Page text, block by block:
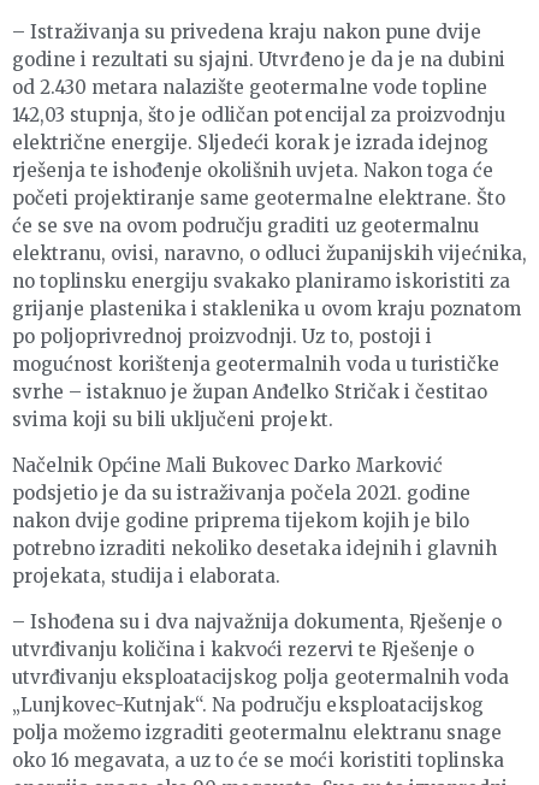
– Istraživanja su privedena kraju nakon pune dvije
godine i rezultati su sjajni. Utvrđeno je da je na dubini
od 2.430 metara nalazište geotermalne vode topline
142,03 stupnja, što je odličan potencijal za proizvodnju
električne energije. Sljedeći korak je izrada idejnog
rješenja te ishođenje okolišnih uvjeta. Nakon toga će
početi projektiranje same geotermalne elektrane. Što
će se sve na ovom području graditi uz geotermalnu
elektranu, ovisi, naravno, o odluci županijskih vijećnika,
no toplinsku energiju svakako planiramo iskoristiti za
grijanje plastenika i staklenika u ovom kraju poznatom
po poljoprivrednoj proizvodnji. Uz to, postoji i
mogućnost korištenja geotermalnih voda u turističke
svrhe – istaknuo je župan Anđelko Stričak i čestitao
svima koji su bili uključeni projekt.
Načelnik Općine Mali Bukovec Darko Marković
podsjetio je da su istraživanja počela 2021. godine
nakon dvije godine priprema tijekom kojih je bilo
potrebno izraditi nekoliko desetaka idejnih i glavnih
projekata, studija i elaborata.
– Ishođena su i dva najvažnija dokumenta, Rješenje o
utvrđivanju količina i kakvoći rezervi te Rješenje o
utvrđivanju eksploatacijskog polja geotermalnih voda
„Lunjkovec-Kutnjak“. Na području eksploatacijskog
polja možemo izgraditi geotermalnu elektranu snage
oko 16 megavata, a uz to će se moći koristiti toplinska